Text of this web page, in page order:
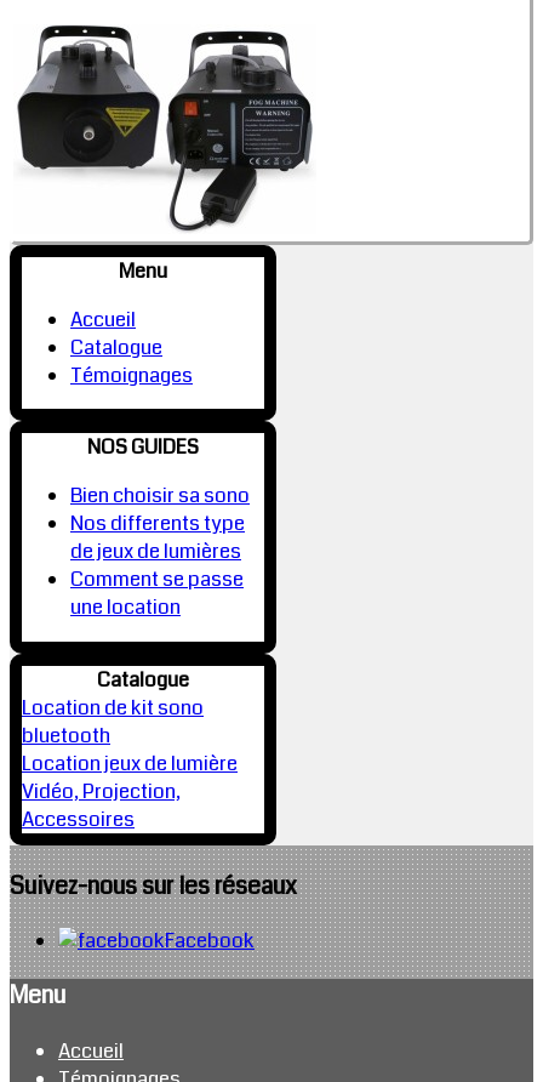
Menu
Accueil
Catalogue
Témoignages
NOS GUIDES
Bien choisir sa sono
Nos differents type
de jeux de lumières
Comment se passe
une location
Catalogue
Location de kit sono
bluetooth
Location jeux de lumière
Vidéo, Projection,
Accessoires
Suivez-nous sur les réseaux
Facebook
Menu
Accueil